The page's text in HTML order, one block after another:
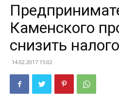
Каменского
снизить
14.02.2017 15:02